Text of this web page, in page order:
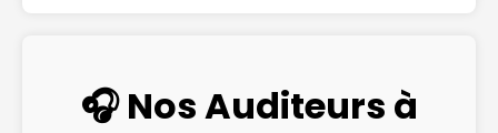
🎧 Nos Auditeurs à